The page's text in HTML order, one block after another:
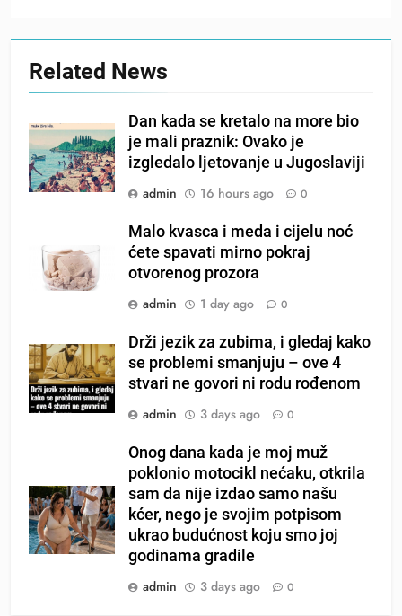
Related News
Dan kada se kretalo na more bio
je mali praznik: Ovako je
izgledalo ljetovanje u Jugoslaviji
admin
16 hours ago 0
Malo kvasca i meda i cijelu noć
ćete spavati mirno pokraj
otvorenog prozora
admin
1 day ago 0
Drži jezik za zubima, i gledaj kako
se problemi smanjuju – ove 4
stvari ne govori ni rodu rođenom
admin
3 days ago 0
Onog dana kada je moj muž
poklonio motocikl nećaku, otkrila
sam da nije izdao samo našu
kćer, nego je svojim potpisom
ukrao budućnost koju smo joj
godinama gradile
admin
3 days ago 0